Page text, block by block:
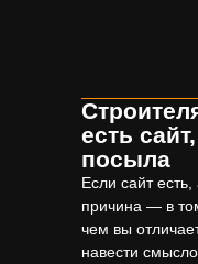
есть
посыла
Если сайт
причина — в
чем вы
навести